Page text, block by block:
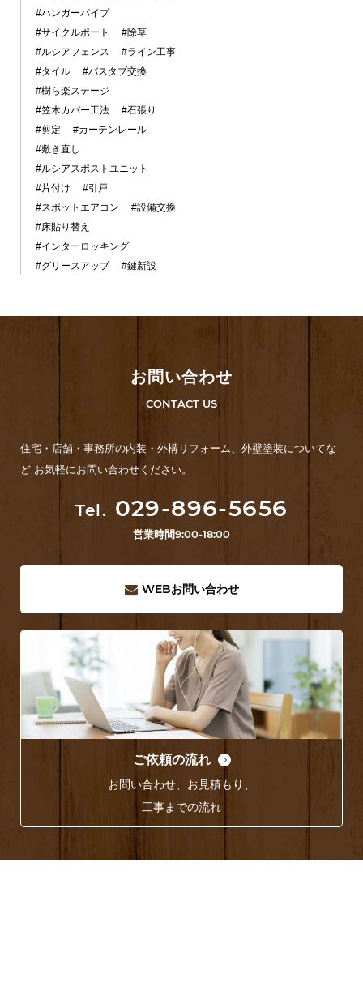
#ハンガーパイプ
#サイクルポート
#除草
#ルシアフェンス
#ライン工事
#タイル
#バスタブ交換
#樹ら楽ステージ
#笠木カバー工法
#石張り
#剪定
#カーテンレール
#敷き直し
#ルシアスポストユニット
#片付け
#引戸
#スポットエアコン
#設備交換
#床貼り替え
#インターロッキング
#グリースアップ
#鍵新設
お問い合わせ
CONTACT US
住宅・店舗・事務所の内装・外構リフォーム、外壁塗装についてな
ど お気軽にお問い合わせください。
Tel. 029-896-5656
営業時間9:00-18:00
WEBお問い合わせ
ご依頼の流れ
お問い合わせ、お見積もり、
工事までの流れ